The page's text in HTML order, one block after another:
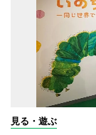
見る・遊ぶ